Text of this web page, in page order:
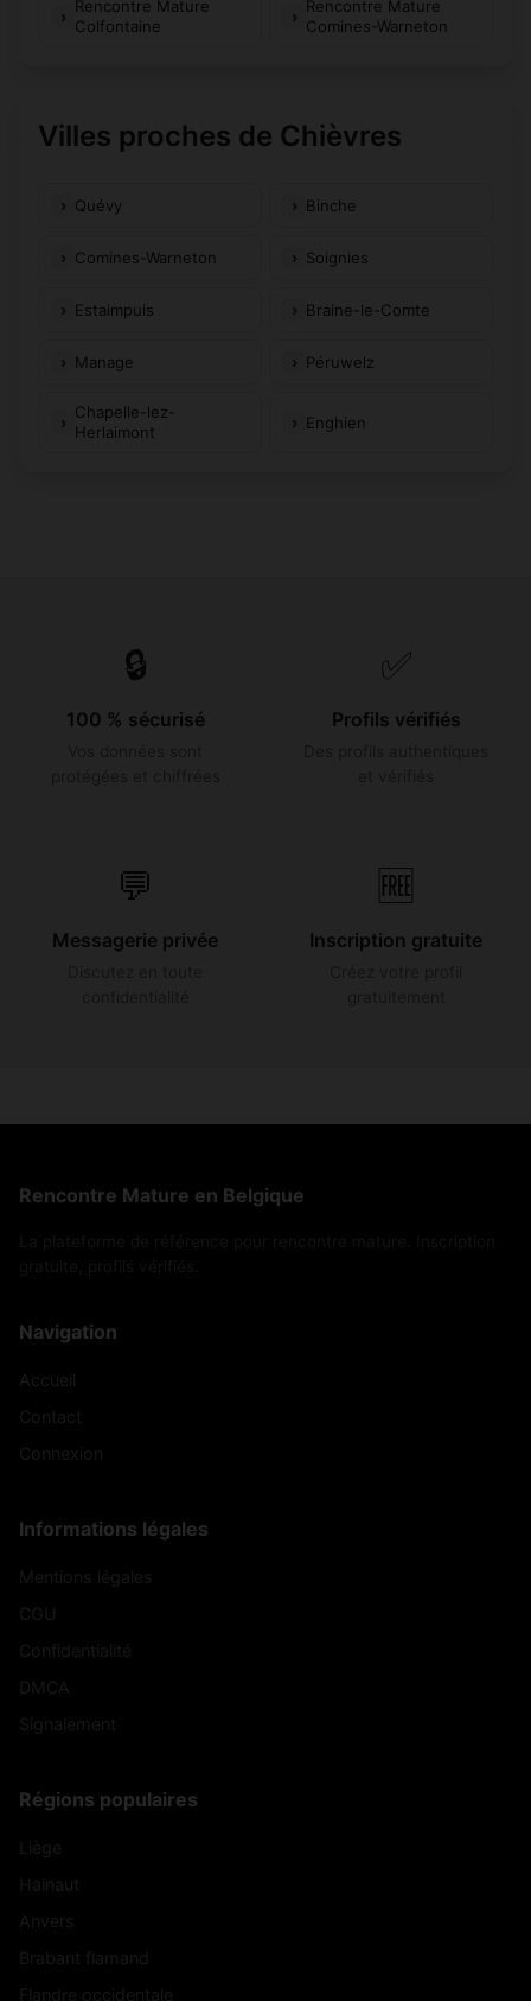
Rencontre Mature
Colfontaine
Rencontre Mature
Comines-Warneton
Villes proches de Chièvres
Quévy Binche
Comines-Warneton Soignies
Estaimpuis Braine-le-Comte
Manage Péruwelz
Chapelle-lez-
Herlaimont
Enghien
🔒
100 % sécurisé
✅
Profils vérifiés
💬
Messagerie privée
🆓
Inscription gratuite
Rencontre Mature en Belgique
Navigation
Informations légales
Régions populaires